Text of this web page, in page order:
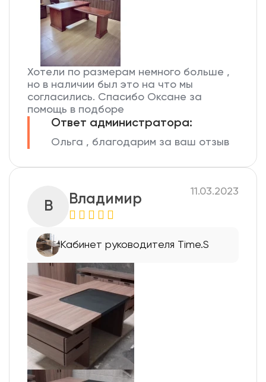
Хотели по размерам немного больше ,
но в наличии был это на что мы
согласились. Спасибо Оксане за
помощь в подборе
Ответ администратора:
Ольга , благодарим за ваш отзыв
В Владимир
11.03.2023
Кабинет руководителя Time.S